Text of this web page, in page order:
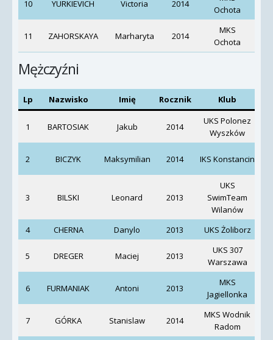
10 YURKIEVICH Victoria 2014
Ochota
11 ZAHORSKAYA Marharyta 2014
MKS
Ochota
Mężczyźni
Lp Nazwisko Imię Rocznik Klub
1 BARTOSIAK Jakub 2014
UKS Polonez
Wyszków
2 BICZYK Maksymilian 2014 IKS Konstancin
3 BILSKI Leonard 2013
UKS
SwimTeam
Wilanów
4 CHERNA Danylo 2013 UKS Żoliborz
5 DREGER Maciej 2013
UKS 307
Warszawa
6 FURMANIAK Antoni 2013
MKS
Jagiellonka
7 GÓRKA Stanislaw 2014
MKS Wodnik
Radom